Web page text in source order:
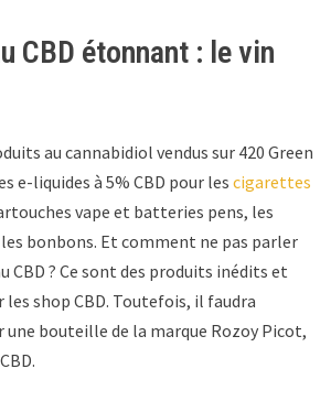
CBD étonnant : le vin
au cannabidiol vendus sur 420 Green
e-liquides à 5% CBD pour lescigarettes
vape et batteries pens, les
bonbons. Et comment ne pas parler
CBD ? Ce sont des produits inédits et
shop CBD. Toutefois, il faudra
une bouteille de la marque Rozoy Picot,